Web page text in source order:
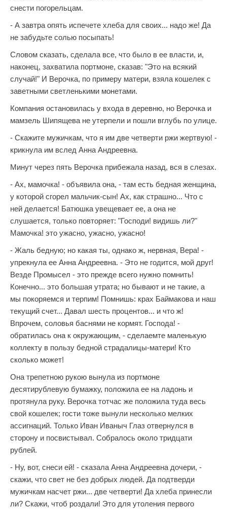
снести погорельцам.
- А завтра опять испечете хлеба для своих... надо же! Да
не забудьте солью посыпать!
Словом сказать, сделала все, что было в ее власти, и,
наконец, захватила портмоне, сказав: "Это на всякий
случай!" И Верочка, по примеру матери, взяла кошелек с
заветными светленькими монетами.
Компания остановилась у входа в деревню, но Верочка и
мамзель Шипящева не утерпели и пошли вглубь по улице.
- Скажите мужичкам, что я им две четверти ржи жертвую! -
крикнула им вслед Анна Андреевна.
Минут через пять Верочка прибежала назад, вся в слезах.
- Ах, мамочка! - объявила она, - там есть бедная женщина,
у которой сгорел мальчик-сын! Ах, как страшно... Что с
ней делается! Батюшка увещевает ее, а она не
слушается, только повторяет: "Господи! видишь ли?"
Мамочка! это ужасно, ужасно, ужасно!
- Жаль бедную; но какая ты, однако ж, нервная, Вера! -
упрекнула ее Анна Андреевна. - Это не годится, мой друг!
Везде Промысел - это прежде всего нужно помнить!
Конечно... это большая утрата; но бывают и не такие, а
мы покоряемся и терпим! Помнишь: крах Баймакова и наш
текущий счет... Давал шесть процентов... и что ж!
Впрочем, соловья баснями не кормят. Господа! -
обратилась она к окружающим, - сделаемте маленькую
коллекту в пользу бедной страдалицы-матери! Кто
сколько может!
Она трепетною рукою вынула из портмоне
десятирублевую бумажку, положила ее на ладонь и
протянула руку. Верочка тотчас же положила туда весь
свой кошелек; гости тоже вынули несколько мелких
ассигнаций. Только Иван Иваныч Глаз отвернулся в
сторону и посвистывал. Собралось около тридцати
рублей.
- Ну, вот, снеси ей! - сказала Анна Андреевна дочери, -
скажи, что свет не без добрых людей. Да подтверди
мужичкам насчет ржи... две четверти! Да хлеба принесли
ли? Скажи, чтоб роздали! Это для утоления первого